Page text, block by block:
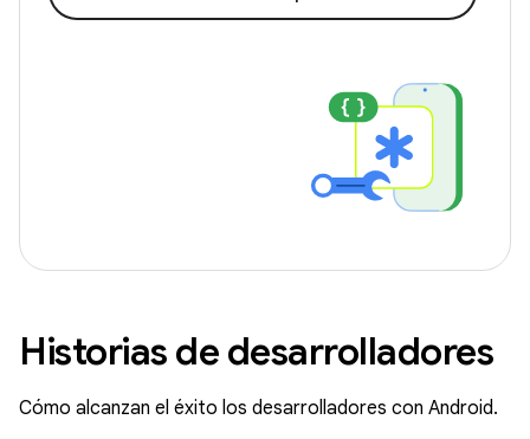
Historias de desarrolladores
Cómo alcanzan el éxito los desarrolladores con Android.